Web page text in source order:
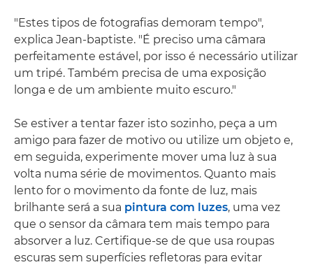
"Estes tipos de fotografias demoram tempo",
explica Jean-baptiste. "É preciso uma câmara
perfeitamente estável, por isso é necessário utilizar
um tripé. Também precisa de uma exposição
longa e de um ambiente muito escuro."
Se estiver a tentar fazer isto sozinho, peça a um
amigo para fazer de motivo ou utilize um objeto e,
em seguida, experimente mover uma luz à sua
volta numa série de movimentos. Quanto mais
lento for o movimento da fonte de luz, mais
brilhante será a sua pintura com luzes, uma vez
que o sensor da câmara tem mais tempo para
absorver a luz. Certifique-se de que usa roupas
escuras sem superfícies refletoras para evitar